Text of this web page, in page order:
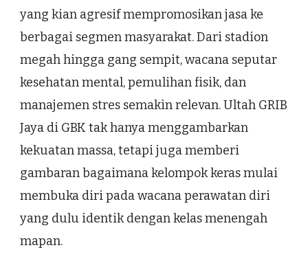
yang kian agresif mempromosikan jasa ke
berbagai segmen masyarakat. Dari stadion
megah hingga gang sempit, wacana seputar
kesehatan mental, pemulihan fisik, dan
manajemen stres semakin relevan. Ultah GRIB
Jaya di GBK tak hanya menggambarkan
kekuatan massa, tetapi juga memberi
gambaran bagaimana kelompok keras mulai
membuka diri pada wacana perawatan diri
yang dulu identik dengan kelas menengah
mapan.